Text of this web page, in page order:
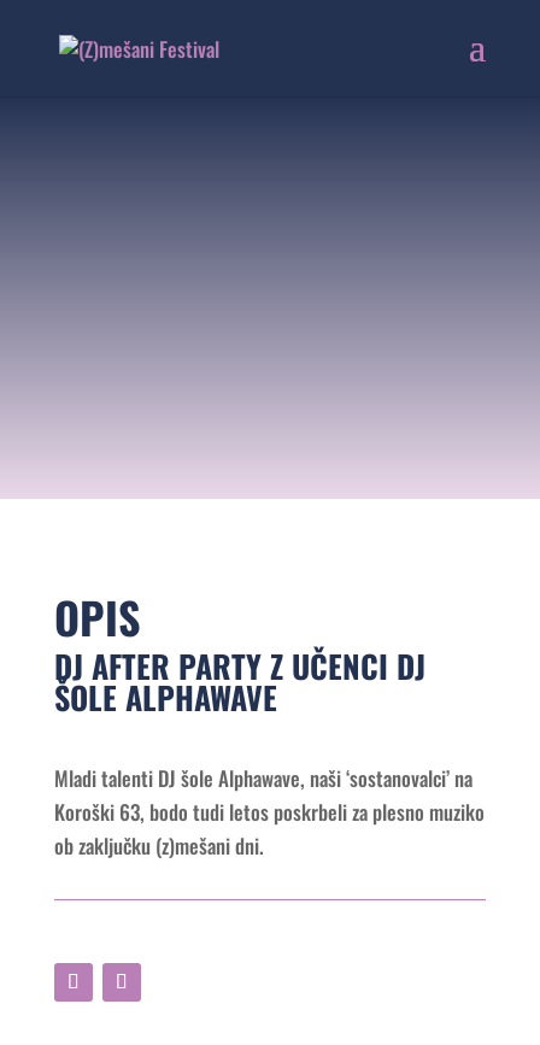
OPIS
DJ AFTER PARTY Z UČENCI DJ
ŠOLE ALPHAWAVE
Mladi talenti DJ šole Alphawave, naši ‘sostanovalci’ na
Koroški 63, bodo tudi letos poskrbeli za plesno muziko
ob zaključku (z)mešani dni.